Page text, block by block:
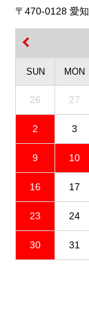
〒470-0128 愛
SUN MON
26 27
2 3
9 10
16 17
23 24
30 31